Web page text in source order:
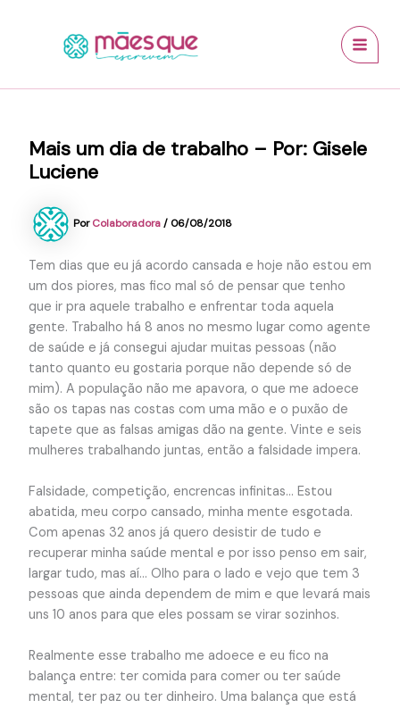
Mais um dia de trabalho – Por: Gisele
Luciene
PorColaboradora/ 06/08/2018
Tem dias que eu já acordo cansada e hoje não estou em
um dos piores, mas fico mal só de pensar que tenho
que ir pra aquele trabalho e enfrentar toda aquela
gente. Trabalho há 8 anos no mesmo lugar como agente
de saúde e já consegui ajudar muitas pessoas (não
tanto quanto eu gostaria porque não depende só de
mim). A população não me apavora, o que me adoece
são os tapas nas costas com uma mão e o puxão de
tapete que as falsas amigas dão na gente. Vinte e seis
mulheres trabalhando juntas, então a falsidade impera.
Falsidade, competição, encrencas infinitas… Estou
abatida, meu corpo cansado, minha mente esgotada.
Com apenas 32 anos já quero desistir de tudo e
recuperar minha saúde mental e por isso penso em sair,
largar tudo, mas aí… Olho para o lado e vejo que tem 3
pessoas que ainda dependem de mim e que levará mais
uns 10 anos para que eles possam se virar sozinhos.
Realmente esse trabalho me adoece e eu fico na
balança entre: ter comida para comer ou ter saúde
mental, ter paz ou ter dinheiro. Uma balança que está